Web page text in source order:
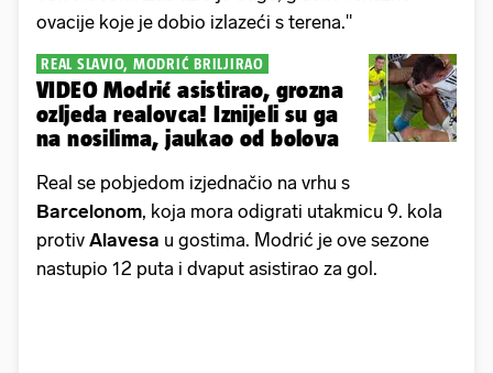
ovacije koje je dobio izlazeći s terena."
REAL SLAVIO, MODRIĆ BRILJIRAO
VIDEO Modrić asistirao, grozna
ozljeda realovca! Iznijeli su ga
na nosilima, jaukao od bolova
Real se pobjedom izjednačio na vrhu s
Barcelonom, koja mora odigrati utakmicu 9. kola
protiv Alavesa u gostima. Modrić je ove sezone
nastupio 12 puta i dvaput asistirao za gol.